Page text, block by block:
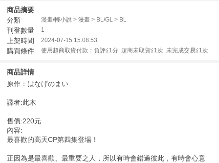
商品摘要
分類
漫畫/輕小說 > 漫畫 > BL/GL > BL
刊登數量 1
上架時間 2024-07-15 15:08:53
購買條件 使用超商取貨付款：負評≦1分 超商未取貨≦1次 未完成交易≦1次
商品詳情
原作：はなげのまい
譯者:此木
售價:220元
內容:
最喜歡的高天CP第四集登場！
正因為是最喜歡、最重要之人，所以有時會錯過彼此，有時會心意